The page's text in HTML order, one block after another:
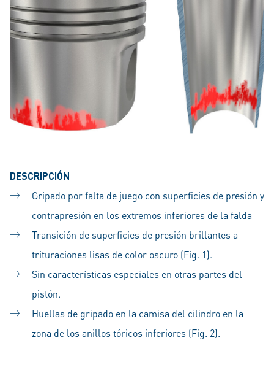
DESCRIPCIÓN
Gripado por falta de juego con superficies de presión y
contrapresión en los extremos inferiores de la falda
Transición de superficies de presión brillantes a
trituraciones lisas de color oscuro (Fig. 1).
Sin características especiales en otras partes del
pistón.
Huellas de gripado en la camisa del cilindro en la
zona de los anillos tóricos inferiores (Fig. 2).